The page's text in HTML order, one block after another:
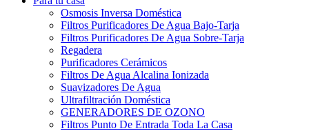
Osmosis Inversa Doméstica
Filtros Purificadores De Agua Bajo-Tarja
Filtros Purificadores De Agua Sobre-Tarja
Regadera
Purificadores Cerámicos
Filtros De Agua Alcalina Ionizada
Suavizadores De Agua
Ultrafiltración Doméstica
GENERADORES DE OZONO
Filtros Punto De Entrada Toda La Casa